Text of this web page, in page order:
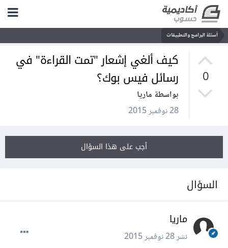
أسئلة البرامج والتطبيقات
0
كيف ألغي إشعار "تمت القراءة" في
رسائل فيس بوك؟
بواسطة ماريا
28 نوفمبر 2015
أجب على هذا السؤال
السؤال
ماريا
نشر28 نوفمبر 2015